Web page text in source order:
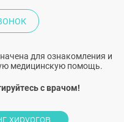
для ознакомления и
медицинскую помощь.
с врачом!
хирургов